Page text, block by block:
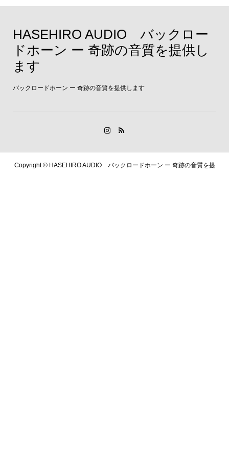
HASEHIRO AUDIO バックロー
ドホーン ー 奇跡の音質を提供し
ます
バックロードホーン ー 奇跡の音質を提供します
Copyright ©HASEHIRO AUDIO バックロードホーン ー 奇跡の音質を提